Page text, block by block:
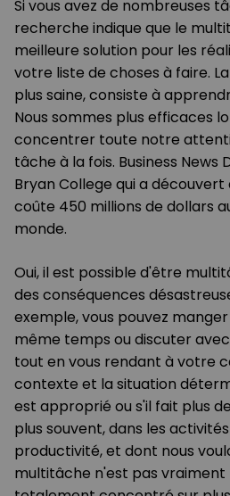
Si vous avez de nombreuses
recherche indique que le
meilleure solution pour les
votre liste de choses à faire.
plus saine, consiste à
Nous sommes plus efficaces
concentrer toute notre
tâche à la fois. Business News
Bryan College qui a
coûte 450 millions de dollars
monde.
Oui, il est possible d'être
des conséquences
exemple, vous pouvez
même temps ou discuter
tout en vous rendant à votre
contexte et la situation
est approprié ou s'il fait plus
plus souvent, dans les
productivité, et dont nous
multitâche n'est pas vraiment